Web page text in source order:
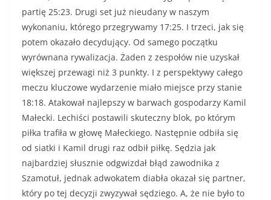
partię 25:23. Drugi set już nieudany w naszym
wykonaniu, którego przegrywamy 17:25. I trzeci, jak się
potem okazało decydujący. Od samego początku
wyrównana rywalizacja. Żaden z zespołów nie uzyskał
większej przewagi niż 3 punkty. I z perspektywy całego
meczu kluczowe wydarzenie miało miejsce przy stanie
18:18. Atakował najlepszy w barwach gospodarzy Kamil
Małecki. Lechiści postawili skuteczny blok, po którym
piłka trafiła w głowę Małeckiego. Następnie odbiła się
od siatki i Kamil drugi raz odbił piłkę. Sędzia jak
najbardziej słusznie odgwizdał błąd zawodnika z
Szamotuł, jednak adwokatem diabła okazał się partner,
który po tej decyzji zwyzywał sędziego. A, że nie było to